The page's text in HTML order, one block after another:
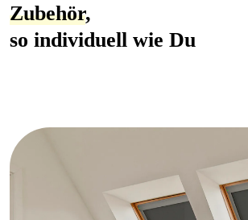
Zubehör,
so individuell wie Du